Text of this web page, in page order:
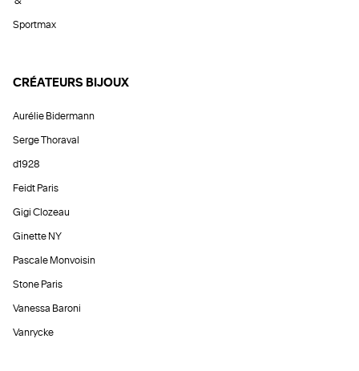
Sportmax
CRÉATEURS BIJOUX
Aurélie Bidermann
Serge Thoraval
d1928
Feidt Paris
Gigi Clozeau
Ginette NY
Pascale Monvoisin
Stone Paris
Vanessa Baroni
Vanrycke